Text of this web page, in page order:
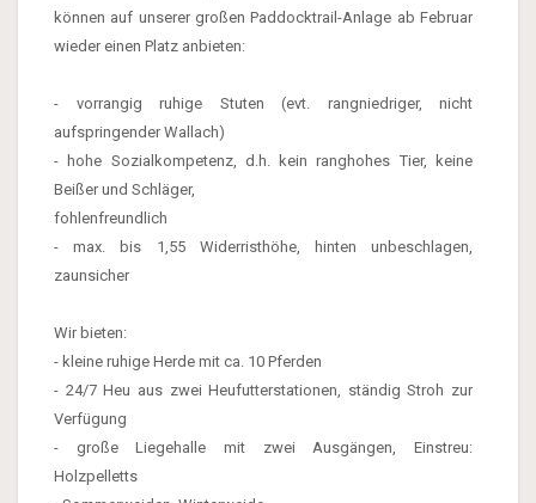
können auf unserer großen Paddocktrail-Anlage ab Februar
wieder einen Platz anbieten:
- vorrangig ruhige Stuten (evt. rangniedriger, nicht
aufspringender Wallach)
- hohe Sozialkompetenz, d.h. kein ranghohes Tier, keine
Beißer und Schläger,
fohlenfreundlich
- max. bis 1,55 Widerristhöhe, hinten unbeschlagen,
zaunsicher
Wir bieten:
- kleine ruhige Herde mit ca. 10 Pferden
- 24/7 Heu aus zwei Heufutterstationen, ständig Stroh zur
Verfügung
- große Liegehalle mit zwei Ausgängen, Einstreu:
Holzpelletts